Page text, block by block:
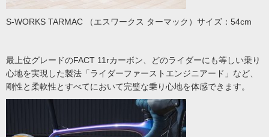
S-WORKS TARMAC （エスワークス ターマック）サイズ：54cm
最上位グレードのFACT 11rカーボン、どのライダーにも等しい乗り
心地を実現した製法「ライダーファーストエンジニアード」など、
剛性と柔軟性とすべてにおいて完璧な乗り心地を体感できます。